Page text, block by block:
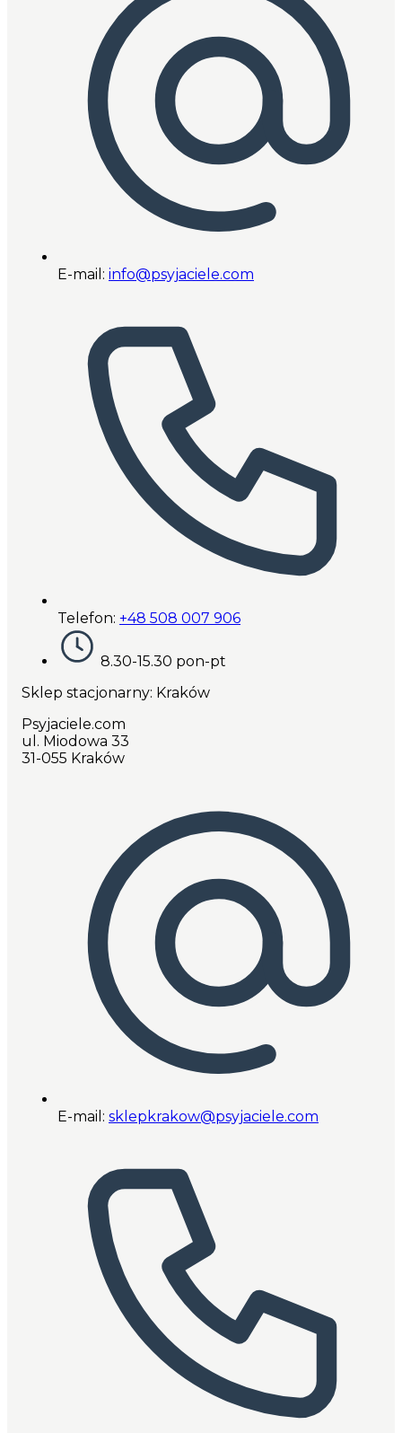
E-mail: info@psyjaciele.com
Telefon: +48 508 007 906
8.30-15.30 pon-pt
Sklep stacjonarny: Kraków
Psyjaciele.com
ul. Miodowa 33
31-055 Kraków
E-mail: sklepkrakow@psyjaciele.com